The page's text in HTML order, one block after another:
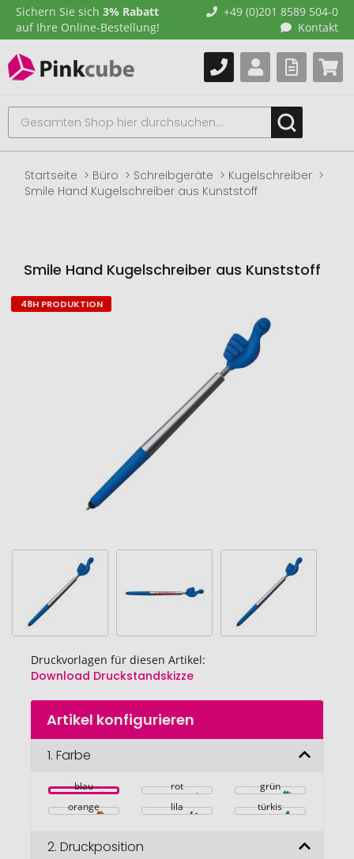
Sichern Sie sich 3% Rabatt
auf Ihre Online-Bestellung!
+49 (0)201 8589 504-0
Kontakt
Startseite Büro Schreibgeräte
Kugelschreiber
Smile Hand Kugelschreiber aus Kunststoff
Smile Hand Kugelschreiber aus Kunststoff
Zum
Druckvorlagen für diesen Artikel:
Download Druckstandskizze
Zum
Anfang
Bildgalerie
48H PRODUKTION
Artikel konfigurieren
1. Farbe
blau rot
grün
orange
lila türkis
2. Druckposition